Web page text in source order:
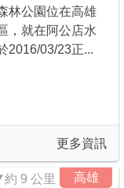
林公園位在高雄
，就在阿公店水
2016/03/23正...
更多資訊
高雄
約 9 公里